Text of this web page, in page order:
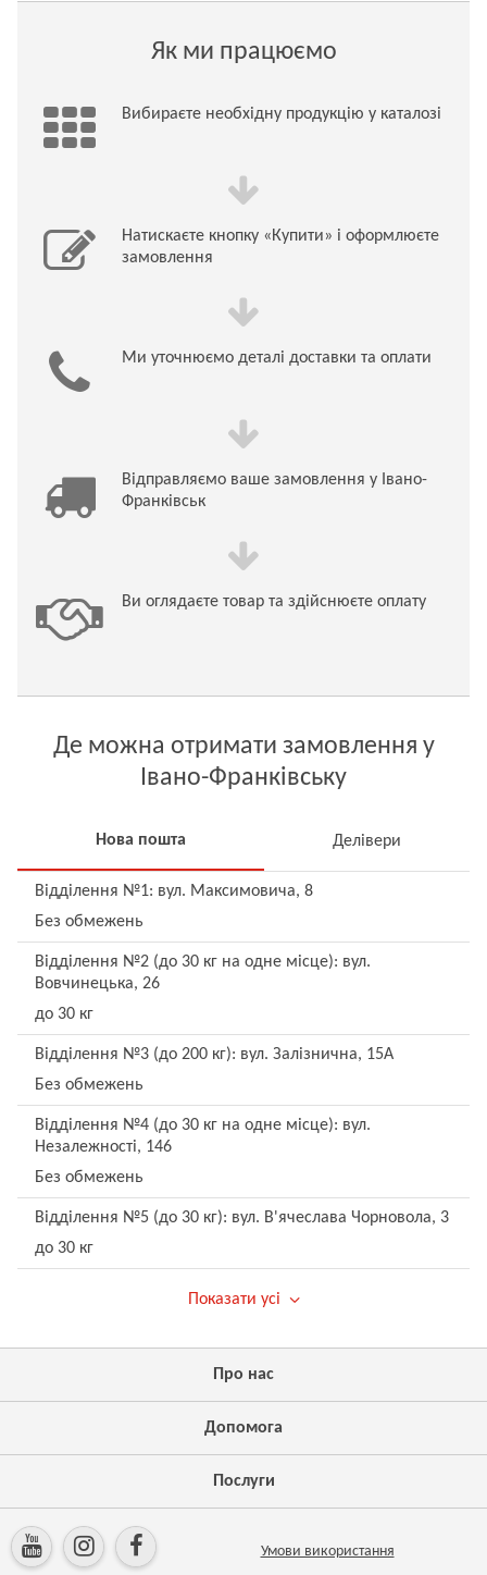
Як ми працюємо
Вибираєте необхідну продукцію у каталозі
Натискаєте кнопку «Купити» і оформлюєте
замовлення
Ми уточнюємо деталі доставки та оплати
Відправляємо ваше замовлення у Івано-
Франківськ
Ви оглядаєте товар та здійснюєте оплату
Де можна отримати замовлення у
Івано-Франківську
Нова пошта Делівери
Відділення №1: вул. Максимовича, 8
Без обмежень
Відділення №2 (до 30 кг на одне місце): вул.
Вовчинецька, 26
до 30 кг
Відділення №3 (до 200 кг): вул. Залізнична, 15А
Без обмежень
Відділення №4 (до 30 кг на одне місце): вул.
Незалежності, 146
Без обмежень
Відділення №5 (до 30 кг): вул. В'ячеслава Чорновола, 3
до 30 кг
Показати усі
Про нас
Допомога
Послуги
Умови використання